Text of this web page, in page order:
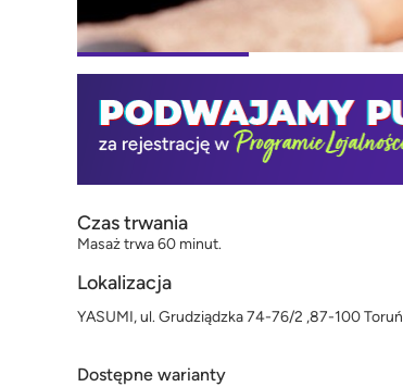
Czas trwania
Masaż trwa 60 minut.
Lokalizacja
YASUMI, ul. Grudziądzka 74-76/2 ,87-100 Toruń
Dostępne warianty